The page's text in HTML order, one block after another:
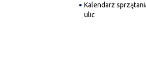
Kalendarz
ulic